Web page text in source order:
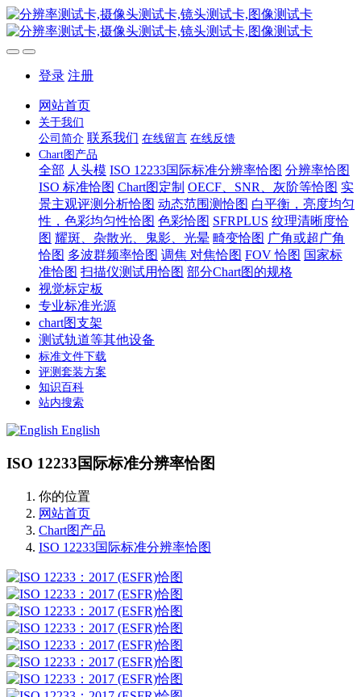
登录 注册
网站首页
关于我们
公司简介 联系我们 在线留言 在线反馈
Chart图产品
全部 人头模 ISO 12233国际标准分辨率恰图 分辨率恰图
ISO 标准恰图 Chart图定制 OECF、SNR、灰阶等恰图 实
景主观评测分析恰图 动态范围测恰图 白平衡，亮度均匀
性，色彩均匀性恰图 色彩恰图 SFRPLUS 纹理清晰度恰
图 耀斑、杂散光、鬼影、光晕 畸变恰图 广角或超广角
恰图 多波群频率恰图 调焦 对焦恰图 FOV 恰图 国家标
准恰图 扫描仪测试用恰图 部分Chart图的规格
视觉标定板
专业标准光源
chart图支架
测试轨道等其他设备
标准文件下载
评测套装方案
知识百科
站内搜索
English
ISO 12233国际标准分辨率恰图
你的位置
网站首页
Chart图产品
ISO 12233国际标准分辨率恰图